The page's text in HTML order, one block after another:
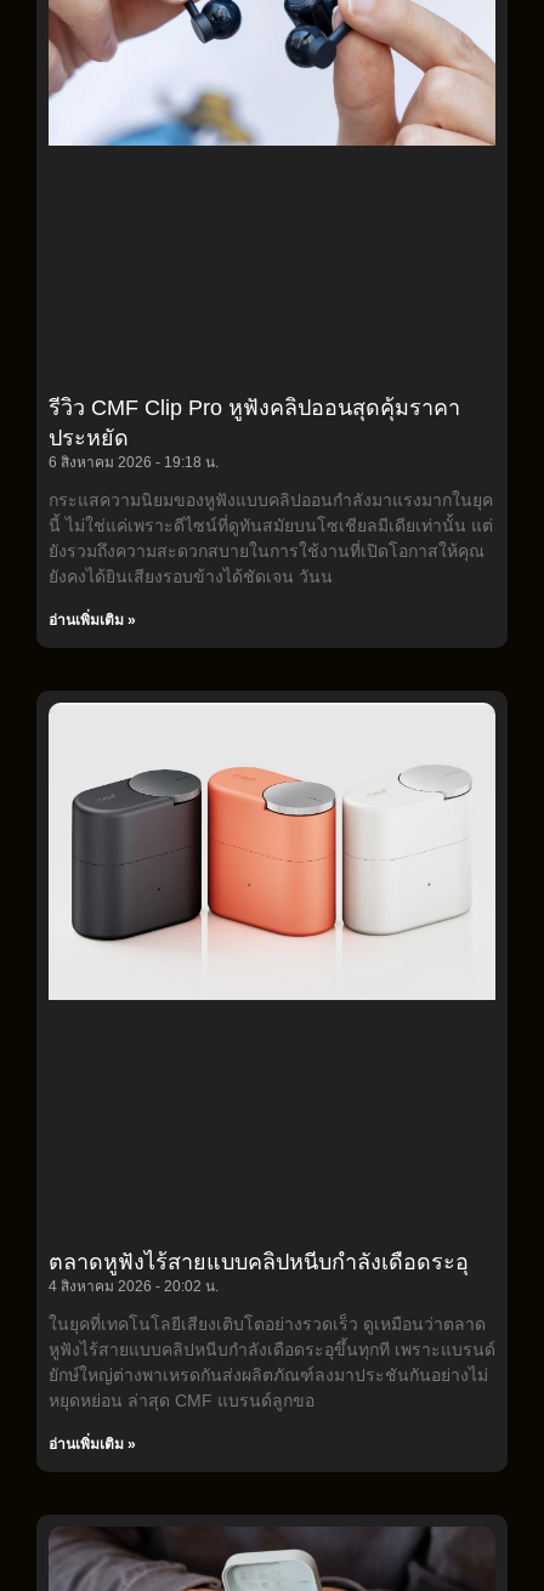
รีวิว CMF Clip Pro หูฟังคลิปออนสุดคุ้มราคา
ประหยัด
6 สิงหาคม 2026 19:18 น.
กระแสความนิยมของหูฟังแบบคลิปออนกำลังมาแรงมากในยุค
นี้ ไม่ใช่แค่เพราะดีไซน์ที่ดูทันสมัยบนโซเชียลมีเดียเท่านั้น แต่
ยังรวมถึงความสะดวกสบายในการใช้งานที่เปิดโอกาสให้คุณ
ยังคงได้ยินเสียงรอบข้างได้ชัดเจน วันน
อ่านเพิ่มเติม »
ตลาดหูฟังไร้สายแบบคลิปหนีบกำลังเดือดระอุ
4 สิงหาคม 2026 20:02 น.
ในยุคที่เทคโนโลยีเสียงเติบโตอย่างรวดเร็ว ดูเหมือนว่าตลาด
หูฟังไร้สายแบบคลิปหนีบกำลังเดือดระอุขึ้นทุกที เพราะแบรนด์
ยักษ์ใหญ่ต่างพาเหรดกันส่งผลิตภัณฑ์ลงมาประชันกันอย่างไม่
หยุดหย่อน ล่าสุด CMF แบรนด์ลูกขอ
อ่านเพิ่มเติม »